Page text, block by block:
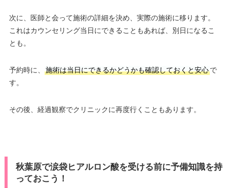
次に、医師と会って施術の詳細を決め、実際の施術に移ります。
これはカウンセリング当日にできることもあれば、別日になるこ
とも。
予約時に、 施術は当日にできるかどうかも確認しておくと安心で
す。
その後、経過観察でクリニックに再度行くこともあります。
秋葉原で涙袋ヒアルロン酸を受ける前に予備知識を持
っておこう！